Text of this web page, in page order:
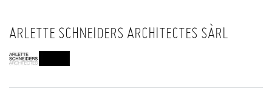
ARLETTE SCHNEIDERS ARCHITECTES SÀRL